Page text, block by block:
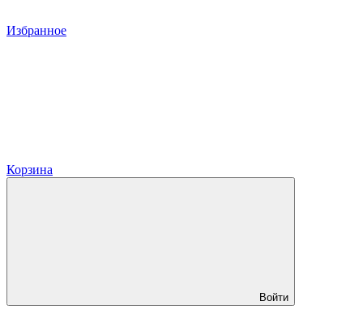
Избранное
Корзина
Войти